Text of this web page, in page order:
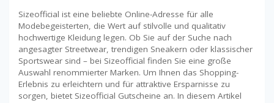
Sizeofficial ist eine beliebte Online-Adresse für alle
Modebegeisterten, die Wert auf stilvolle und qualitativ
hochwertige Kleidung legen. Ob Sie auf der Suche nach
angesagter Streetwear, trendigen Sneakern oder klassischer
Sportswear sind – bei Sizeofficial finden Sie eine große
Auswahl renommierter Marken. Um Ihnen das Shopping-
Erlebnis zu erleichtern und für attraktive Ersparnisse zu
sorgen, bietet Sizeofficial Gutscheine an. In diesem Artikel